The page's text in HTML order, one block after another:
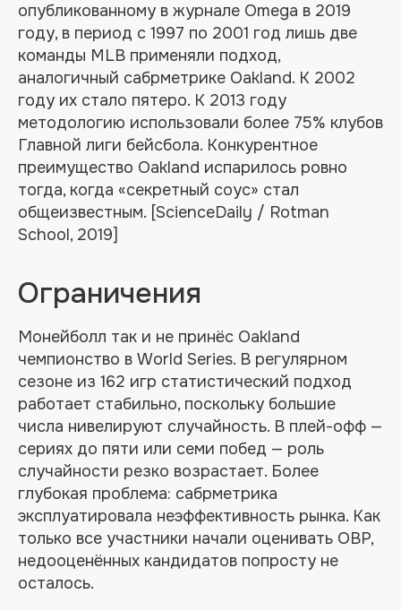
опубликованному в журнале Omega в 2019
году, в период с 1997 по 2001 год лишь две
команды MLB применяли подход,
аналогичный сабрметрике Oakland. К 2002
году их стало пятеро. К 2013 году
методологию использовали более 75% клубов
Главной лиги бейсбола. Конкурентное
преимущество Oakland испарилось ровно
тогда, когда «секретный соус» стал
общеизвестным. [ScienceDaily / Rotman
School, 2019]
Ограничения
Монейболл так и не принёс Oakland
чемпионство в World Series. В регулярном
сезоне из 162 игр статистический подход
работает стабильно, поскольку большие
числа нивелируют случайность. В плей-офф —
сериях до пяти или семи побед — роль
случайности резко возрастает. Более
глубокая проблема: сабрметрика
эксплуатировала неэффективность рынка. Как
только все участники начали оценивать OBP,
недооценённых кандидатов попросту не
осталось.